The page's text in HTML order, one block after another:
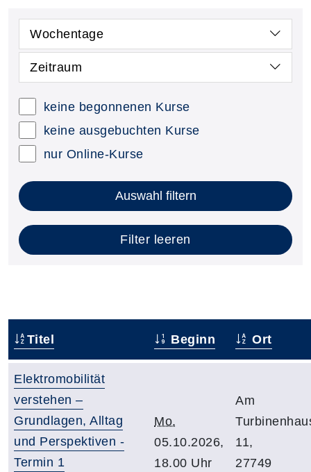
Wochentage
Zeitraum
keine begonnenen Kurse
keine ausgebuchten Kurse
nur Online-Kurse
Auswahl filtern
Filter leeren
Titel Beginn Ort
Elektromobilität
verstehen –
Grundlagen, Alltag
und Perspektiven -
Termin 1
Mo.
05.10.2026,
18.00 Uhr
Am
11,
27749